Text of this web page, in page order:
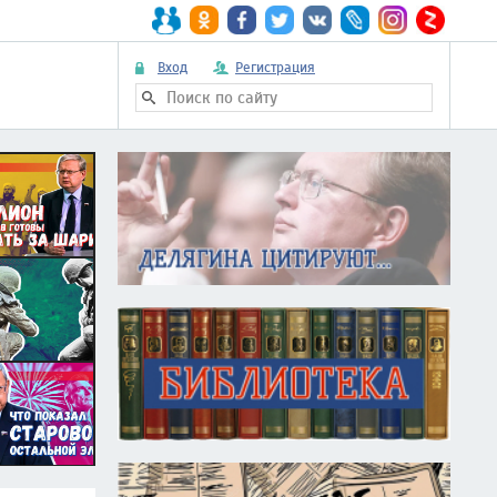
Вход Регистрация